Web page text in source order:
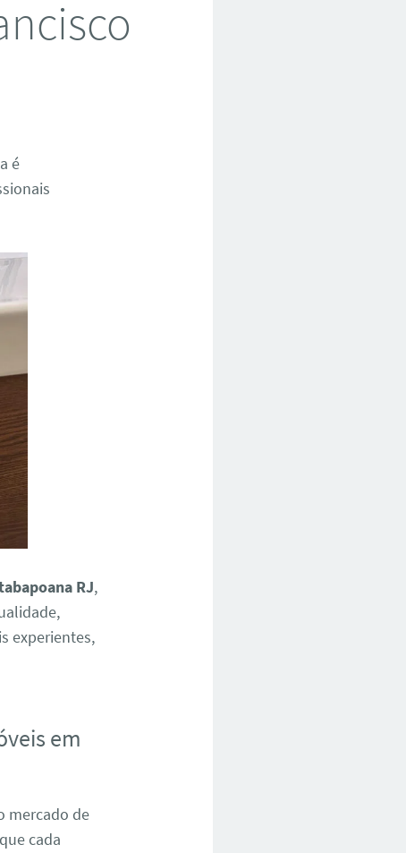
é
RJ,
experientes,
em
mercado de
cada